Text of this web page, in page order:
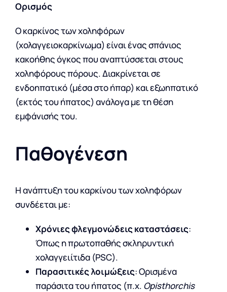
Ορισμός
Ο καρκίνος των χοληφόρων
(χολαγγειοκαρκίνωμα) είναι ένας σπάνιος
κακοήθης όγκος που αναπτύσσεται στους
χοληφόρους πόρους. Διακρίνεται σε
ενδοηπατικό (μέσα στο ήπαρ) και εξωηπατικό
(εκτός του ήπατος) ανάλογα με τη θέση
εμφάνισής του.
Παθογένεση
Η ανάπτυξη του καρκίνου των χοληφόρων
συνδέεται με:
Χρόνιες φλεγμονώδεις καταστάσεις:
Όπως η πρωτοπαθής σκληρυντική
χολαγγειίτιδα (PSC).
Παρασιτικές λοιμώξεις: Ορισμένα
παράσιτα του ήπατος (π.χ. Opisthorchis